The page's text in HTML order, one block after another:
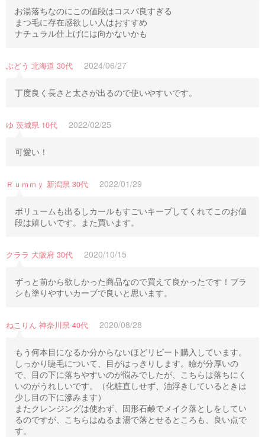
660
お湯落ちなのにこの値段はコスパ良すぎる
まつ毛に存在感欲しい人はおすすめ
ナチュラル仕上げには向かないかも
ぶどう 北海道 30代 2024/06/27
丁度良く長さと太さが出るので使いやすいです。
ゆ 茨城県 10代 2022/02/25
可愛い！
Ｒｕｍｍｙ 新潟県 30代 2022/01/29
ボリュームも出るしカールもすごいキープしてくれてこのお値
段は嬉しいです。また買います。
クララ 大阪府 30代 2020/10/15
ずっと前から欲しかった商品なので買えて良かったです！ブラ
シも塗りやすいカーブで良いと思います。
ねこりん 神奈川県 40代 2020/08/28
もう何本目になるか分からないほどリピート購入しています。
しっかり睫毛について、目がはっきりします。瞼が分厚いの
で、目の下に落ちやすいのが悩みでしたが、こちらは落ちにく
いのがうれしいです。（化粧直しせず、油浮きしているときは
少し目の下に滲みます）
またクレンジングは使わず、固形石鹸でメイク落としをしてい
るのですが、こちらはぬるま湯で落とせるところも、良い点で
す。